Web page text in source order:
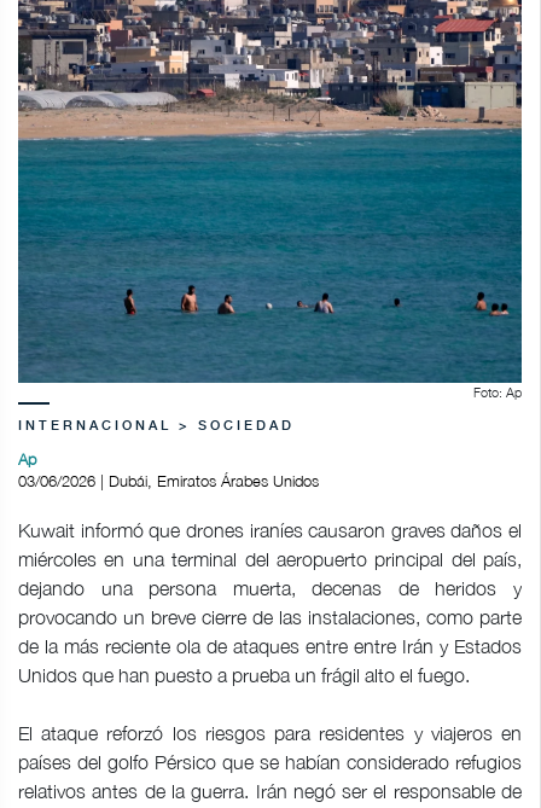
Foto: Ap
INTERNACIONAL > SOCIEDAD
Ap
03/06/2026 | Dubái, Emiratos Árabes Unidos
Kuwait informó que drones iraníes causaron graves daños el
miércoles en una terminal del aeropuerto principal del país,
dejando una persona muerta, decenas de heridos y
provocando un breve cierre de las instalaciones, como parte
de la más reciente ola de ataques entre entre Irán y Estados
Unidos que han puesto a prueba un frágil alto el fuego.
El ataque reforzó los riesgos para residentes y viajeros en
países del golfo Pérsico que se habían considerado refugios
relativos antes de la guerra. Irán negó ser el responsable de